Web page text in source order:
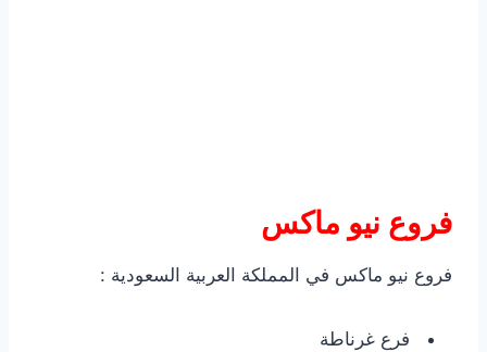
فروع نيو ماكس
فروع نيو ماكس في المملكة العربية السعودية :
فرع غرناطة